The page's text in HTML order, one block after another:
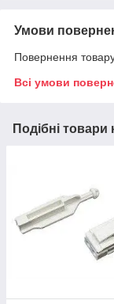
Умови
Повернення
Всі умови
Подібні товари